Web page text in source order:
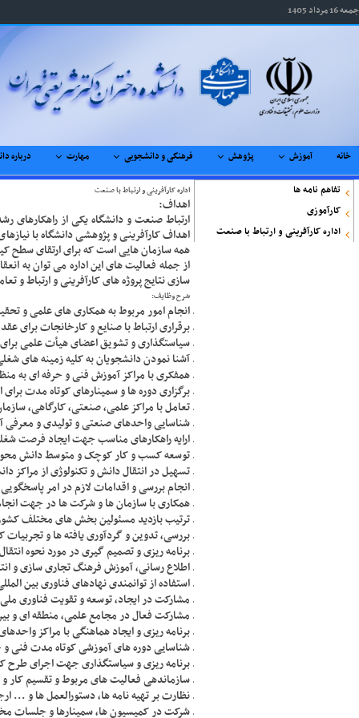
جمعه 16 مرداد 1405
خانه آموزش پژوهش فرهنگی و دانشجویی مهارت درباره
تفاهم نامه ها
کارآموزی
اداره کارآفرینی و ارتباط با صنعت
اداره کارآفرینی و ارتباط با صنعت
اهداف:
ارتباط صنعت و دانشگاه یکی از راهکارهای
اهداف کارآفرینی و پژوهشی دانشگاه با
همه سازمان هایی است که برای ارتقای سطح
از جمله فعالیت های این اداره می توان به
سازی نتایج پروژه های کارآفرینی و ارتباط و
شرح وظایف:
انجام امور مربوط به همکاری های علمی و
برقراری ارتباط با صنایع و کارخانجات
سیاستگذاری و تشویق اعضای هیأت علمی
آشنا نمودن دانشجویان به کلیه زمینه های
همفکری با مراکز آموزش فنی و حرفه ای به
برگزاری دوره ها و سمینارهای کوتاه مدت
تعامل با مراکز علمی، صنعتی، کارگاهی،
شناسایی واحدهای صنعتی و تولیدی و معرفی
ارایه راهکارهای مناسب جهت ایجاد فرصت
توسعه کسب و کار کوچک و متوسط دانش
تسهیل در انتقال دانش و تکنولوژی از مراکز
انجام بررسی و اقدامات لازم در امر
همکاری با سازمان ها و شرکت ها در جهت
ترتیب بازدید مسئولین بخش های مختلف
بررسی، تدوین و گردآوری یافته ها و
برنامه ریزی و تصمیم گیری در مورد نحوه
اطلاع رسانی، آموزش فرهنگ تجاری سازی و
استفاده از توانمندی نهادهای فناوری بین
مشارکت در ایجاد، توسعه و تقویت فناوری
مشارکت فعال در مجامع علمی، منطقه ای و
برنامه ریزی و ایجاد هماهنگی با مراکز
شناسایی دوره های آموزشی کوتاه مدت فنی
برنامه ریزی و سیاستگذاری جهت اجرای طرح
سازماندهی فعالیت های مربوط و تقسیم کار
نظارت بر تهیه نامه ها، دستورالعمل ها و ...
شرکت در کمیسیون ها، سمینارها و جلسات